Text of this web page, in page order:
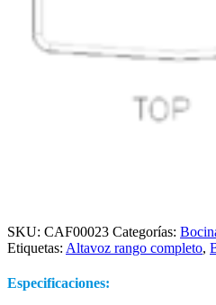
SKU: CAF00023 Categorías:
Etiquetas: Altavoz rango completo,
Especificaciones: